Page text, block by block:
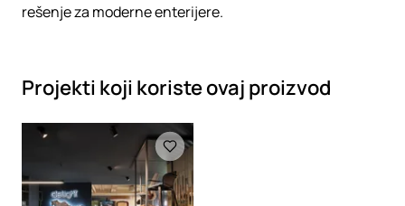
rešenje za moderne enterijere.
Projekti koji koriste ovaj proizvod
Loading